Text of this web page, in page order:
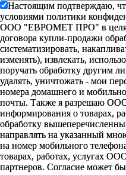
Настоящим подтверждаю,
условиями политики
ООО "ЕВРОМЕТ ПРО" в целях
договора купли-продажи
систематизировать,
изменять), извлекать,
поручать обработку другим
удалять, уничтожать - мои
номера домашнего и
почты. Также я разрешаю
информирования о товарах,
обработку
направлять на указанный
на номер мобильного
товарах, работах, услугах
партнеров. Согласие может